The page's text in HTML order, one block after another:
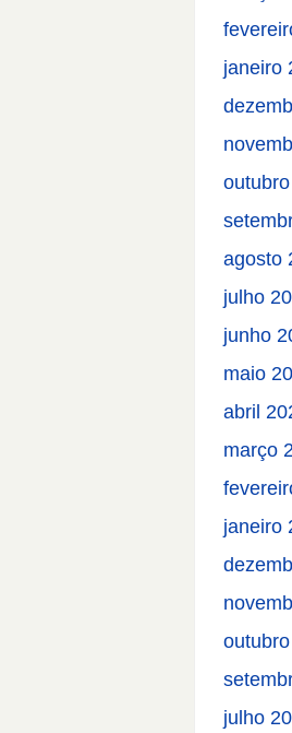
janeiro
agosto
julho
junho
maio
abril
março
janeiro
julho